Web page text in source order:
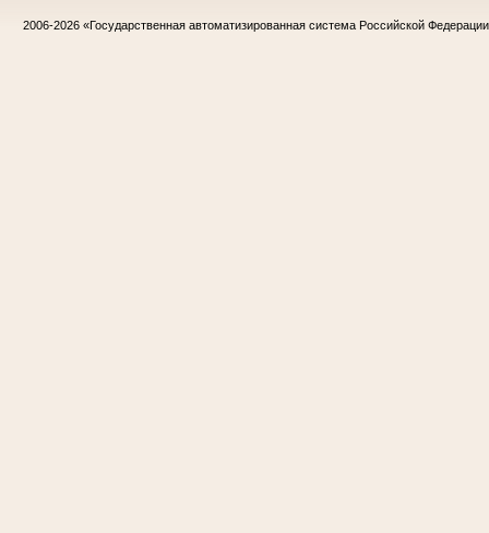
2006-2026 «Государственная автоматизированная система Российской